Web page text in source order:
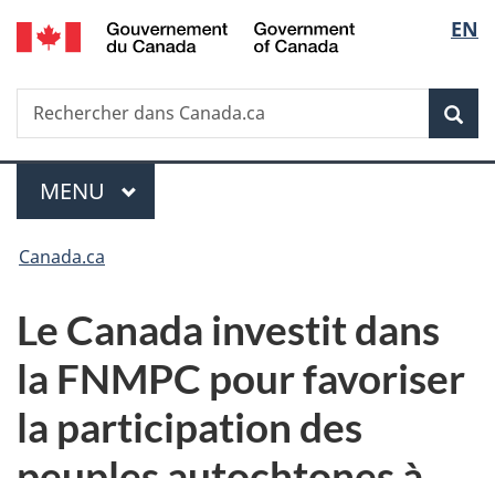
Passer
au
principal
Passer
à
Au
du
Passer
à
version
simplifiée
de
la
EN
Recherche
Rechercher
dans
Menu
MENU PRINCIPAL
Vous
ici :
Canada.ca
Le Canada investit dans
la FNMPC pour favoriser
la participation des